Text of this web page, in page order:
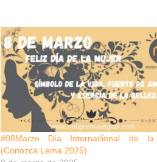
#08Marzo Día Internacional de
(Conozca Lema 2025)